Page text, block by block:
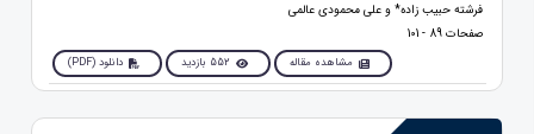
فرشته حبیب زاده* و علی محمودی عالمی
صفحات 89 - 101
مشاهده مقاله 552 بازدید دانلود (PDF)